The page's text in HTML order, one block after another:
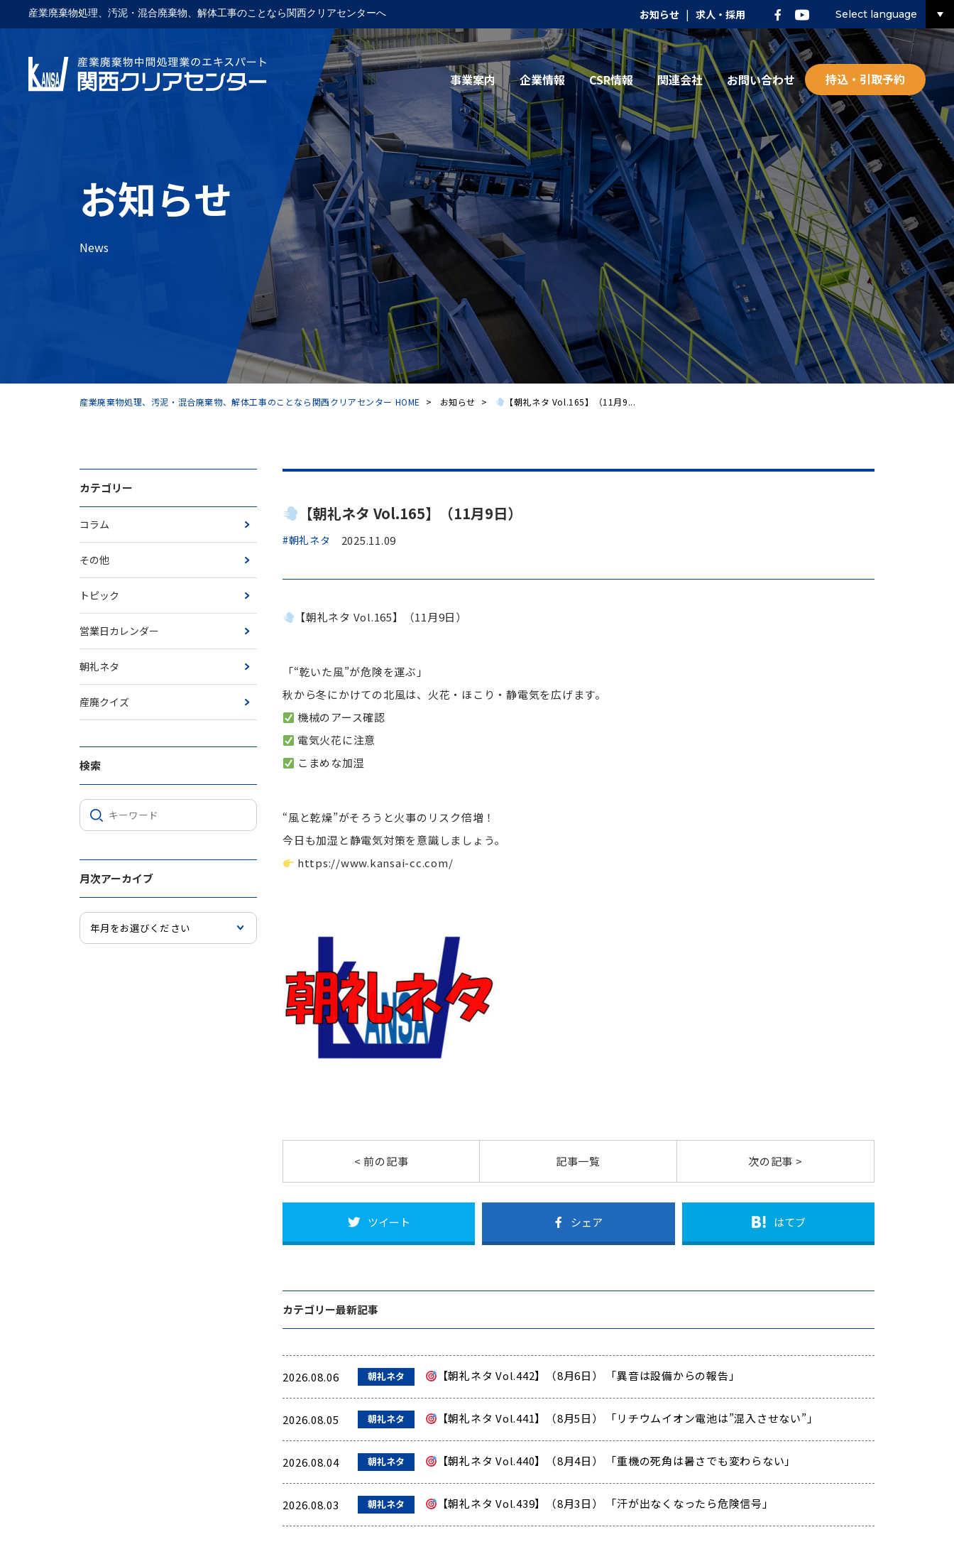
産業廃棄物処理、汚泥・混合廃棄物、解体工事のことなら関西クリアセンターへ お知らせ | 求人・採用 Select language
事業案内 企業情報 CSR情報 関連会社 お問い合わせ 持込・引取予約
お知らせ
News
産業廃棄物処理、汚泥・混合廃棄物、解体工事のことなら関西クリアセンター HOME > お知らせ > 【朝礼ネタ Vol.165】（11月9...
カテゴリー
コラム
その他
トピック
営業日カレンダー
朝礼ネタ
産廃クイズ
検索
月次アーカイブ
【朝礼ネタ Vol.165】（11月9日）
#朝礼ネタ 2025.11.09
【朝礼ネタ Vol.165】（11月9日）
「“乾いた風”が危険を運ぶ」
秋から冬にかけての北風は、火花・ほこり・静電気を広げます。
機械のアース確認
電気火花に注意
こまめな加湿
“風と乾燥”がそろうと火事のリスク倍増！
今日も加湿と静電気対策を意識しましょう。
https://www.kansai-cc.com/
< 前の記事 記事一覧 次の記事 >
ツイート シェア はてブ
カテゴリー最新記事
2026.08.06 朝礼ネタ 【朝礼ネタ Vol.442】（8月6日） 「異音は設備からの報告」
2026.08.05 朝礼ネタ 【朝礼ネタ Vol.441】（8月5日） 「リチウムイオン電池は”混入させない”」
2026.08.04 朝礼ネタ 【朝礼ネタ Vol.440】（8月4日） 「重機の死角は暑さでも変わらない」
2026.08.03 朝礼ネタ 【朝礼ネタ Vol.439】（8月3日） 「汗が出なくなったら危険信号」